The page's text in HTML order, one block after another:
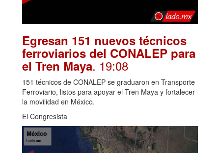
Egresan 151 nuevos técnicos
ferroviarios del CONALEP para
el Tren Maya. 19:08
151 técnicos de CONALEP se graduaron en Transporte
Ferroviario, listos para apoyar el Tren Maya y fortalecer
la movilidad en México.
El Congresista